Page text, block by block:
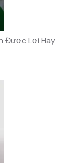
Được Lợi Hay